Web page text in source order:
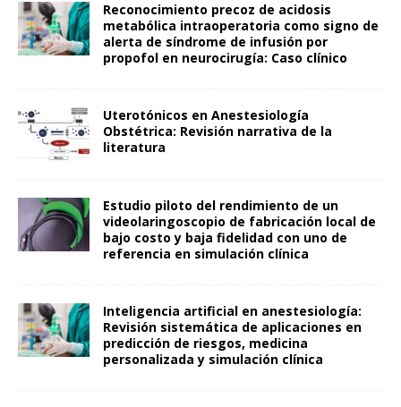
Reconocimiento precoz de acidosis
metabólica intraoperatoria como signo de
alerta de síndrome de infusión por
propofol en neurocirugía: Caso clínico
Uterotónicos en Anestesiología
Obstétrica: Revisión narrativa de la
literatura
Estudio piloto del rendimiento de un
videolaringoscopio de fabricación local de
bajo costo y baja fidelidad con uno de
referencia en simulación clínica
Inteligencia artificial en anestesiología:
Revisión sistemática de aplicaciones en
predicción de riesgos, medicina
personalizada y simulación clínica